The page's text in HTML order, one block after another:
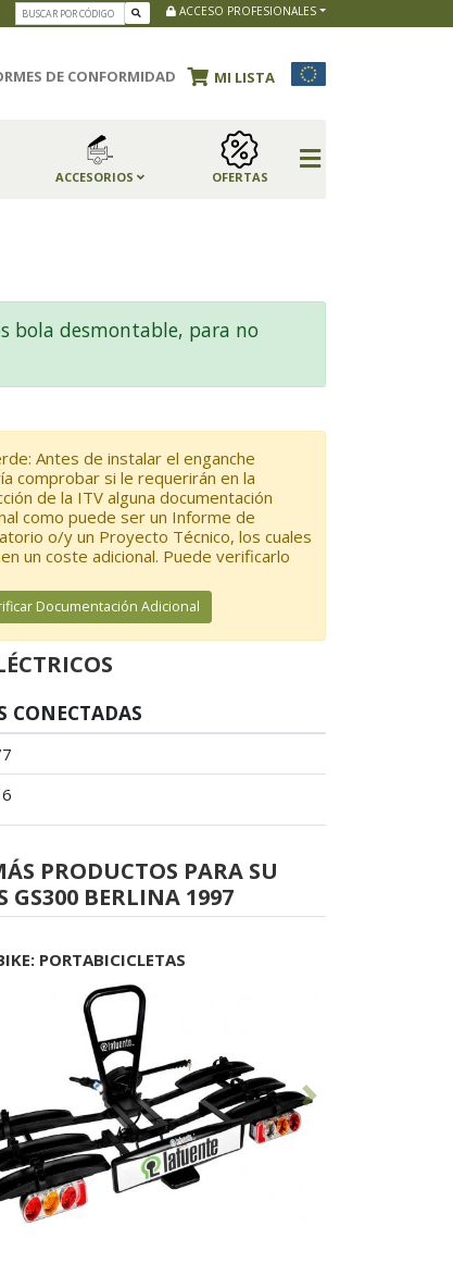
ACCESO PROFESIONALES
DE CONFORMIDAD MI LISTA
ACCESORIOS OFERTAS
bola desmontable, para no
Antes de instalar el enganche
comprobar si le requerirán en la
de la ITV alguna documentación
como puede ser un Informe de
o/y un Proyecto Técnico, los cuales
un coste adicional. Puede verificarlo
Documentación Adicional
CONECTADAS
PRODUCTOS PARA SU
GS300 BERLINA 1997
PORTABICICLETAS